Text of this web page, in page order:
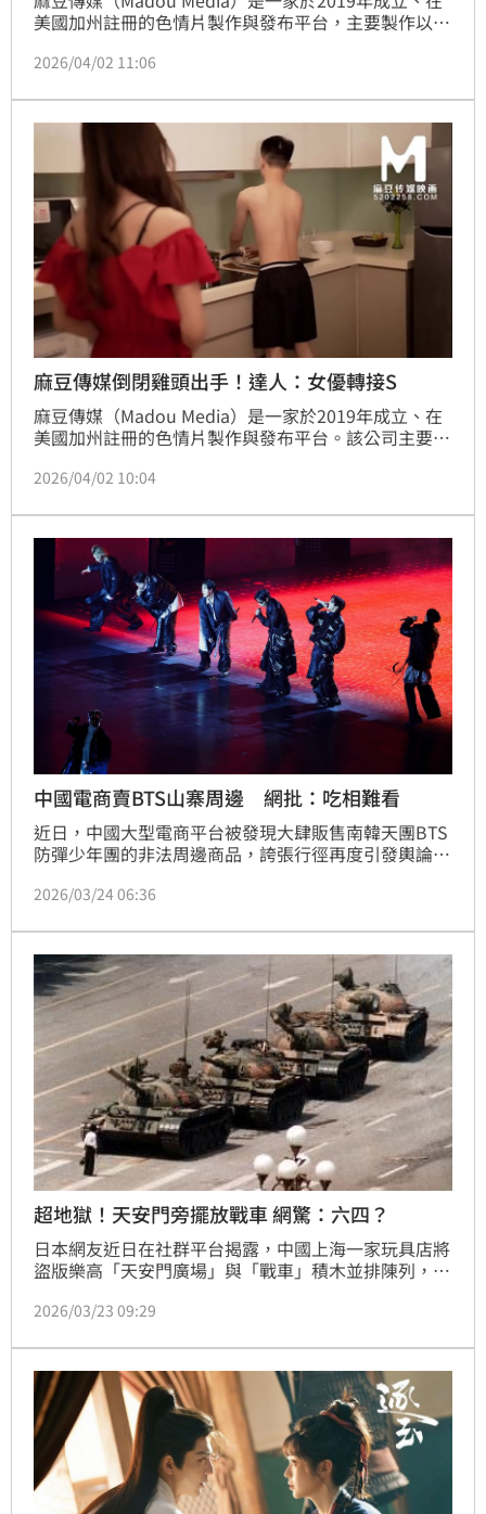
美國加州註冊的色情片製作與發布平台，主要製作以華
景。沒想到麻豆傳媒今（2日）在社群發布「平台停止
奈，決定正式關閉相關服務。對此，「台灣第一女優」
吳夢夢首度在社群發文「也算是華語時代沒落的證
明」。
2026/04/02 11:06
麻豆傳媒倒閉雞頭出手！達人：女優轉接S
麻豆傳媒（Madou Media）是一家於2019年成立、在
美國加州註冊的色情片製作與發布平台。該公司主要製
語、場景。 沒想到麻豆傳媒今（2日）在社群發布「平
權的無奈，決定正式關閉相關服務。對此，網紅推手圤
智雨也分析麻豆傳媒倒閉的「6大原因」，表示接下來
會有很多雞頭會開始有女優接s名單。
2026/04/02 10:04
中國電商賣BTS山寨周邊 網批：吃相難看
近日，中國大型電商平台被發現大肆販售南韓天團BTS
防彈少年團的非法周邊商品，誇張行徑再度引發輿論撻
日）透露，近期接獲許多網友舉報，經過調查後發現，
售印有「阿里郎」Logo的T恤及各類周邊商品。
2026/03/24 06:36
超地獄！天安門旁擺放戰車 網驚：六四？
日本網友近日在社群平台揭露，中國上海一家玩具店將
盜版樂高「天安門廣場」與「戰車」積木並排陳列，此
路熱議。該貼文觀看數突破47萬，許多網友幽默調侃這
意見分歧，有人認為是惡意，也有人猜測可能是對歷史
不知情。這場由盜版玩具與無心擺設交織出的「超地
獄」風波，最終以詼諧方式再次喚起大眾對特定歷史記
憶的關注與討論。
2026/03/23 09:29